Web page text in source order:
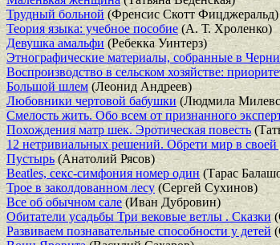
Трудный больной (Френсис Скотт Фицджеральд)
Теория языка: учебное пособие (А. Т. Хроленко)
Девушка амальфи(Ребекка Уинтерз)
Этнографические материалы, собранные в
Воспроизводство в сельском хозяйстве:
Большой шлем (Леонид Андреев)
Любовники чертовой бабушки (Людмила
Смелость жить. Обо всем от признанного
Похождения матр шек. Эротическая повесть
12 нетривиальных решений. Обрети мир в
Пустырь(Анатолий Рясов)
Beatles, секс-симфония номер один(Тарас
Трое в заколдованном лесу(Сергей Сухинов)
Все об обычном сале(Иван Дубровин)
Обитатели усадьбы Три вековые ветлы . Сказки
Развиваем познавательные способности у детей